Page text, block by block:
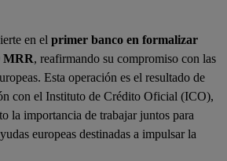
en el primer banco en formalizar
MRR, reafirmando su compromiso con las
Esta operación es el resultado de
con el Instituto de Crédito Oficial (ICO),
la importancia de trabajar juntos para
europeas destinadas a impulsar la